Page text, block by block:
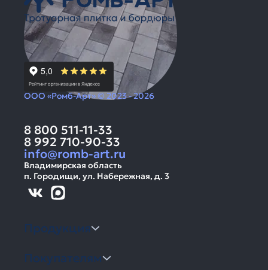
ООО «Ромб-Арт» © 2023 - 2026
8 800 511-11-33
8 992 710-90-33
info@romb-art.ru
Владимирская область
п. Городищи, ул. Набережная, д. 3
Продукция
Покупателям